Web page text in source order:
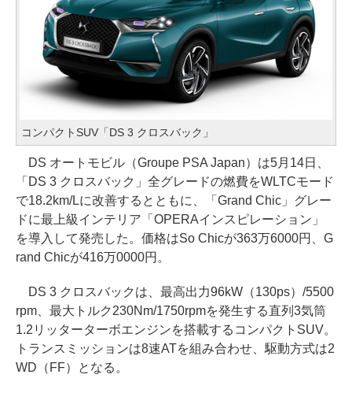
コンパクトSUV「DS 3 クロスバック」
DS オートモビル（Groupe PSA Japan）は5月14日、
「DS 3 クロスバック」全グレードの燃費をWLTCモード
で18.2km/Lに改善するとともに、「Grand Chic」グレー
ドに最上級インテリア「OPERAインスピレーション」
を導入して発売した。価格はSo Chicが363万6000円、G
rand Chicが416万0000円。
DS 3 クロスバックは、最高出力96kW（130ps）/5500
rpm、最大トルク230Nm/1750rpmを発生する直列3気筒
1.2リッターターボエンジンを搭載するコンパクトSUV。
トランスミッションは8速ATを組み合わせ、駆動方式は2
WD（FF）となる。